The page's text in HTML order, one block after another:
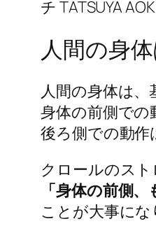
チ TATSUYA
人間の身
人間の身体は、
身体の前側での
後ろ側での動作
クロールのスト
「身体の前側
ことが大事にな